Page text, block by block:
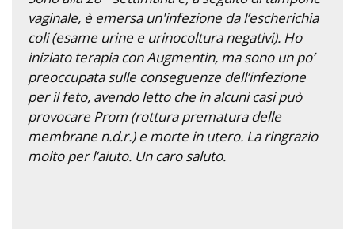
vaginale, è emersa un'infezione da l’escherichia
coli (esame urine e urinocoltura negativi). Ho
iniziato terapia con Augmentin, ma sono un po’
preoccupata sulle conseguenze dell’infezione
per il feto, avendo letto che in alcuni casi può
provocare Prom (rottura prematura delle
membrane n.d.r.) e morte in utero. La ringrazio
molto per l’aiuto. Un caro saluto.